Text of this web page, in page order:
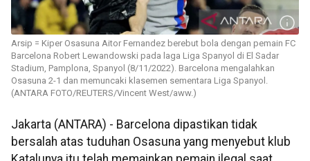
Arsip = Kiper Osasuna Aitor Fernandez berebut bola dengan pemain FC
Barcelona Robert Lewandowski pada laga Liga Spanyol di El Sadar
Stadium, Pamplona, Spanyol (8/11/2022). Barcelona mengalahkan
Osasuna 2-1 dan memuncaki klasemen sementara Liga Spanyol.
(ANTARA FOTO/REUTERS/Vincent West/aww.)
Jakarta (ANTARA) - Barcelona dipastikan tidak
bersalah atas tuduhan Osasuna yang menyebut klub